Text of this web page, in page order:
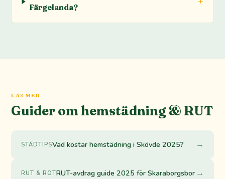
Färgelanda?
LÄS MER
Guider om hemstädning & RUT
STÄDTIPSVad kostar hemstädning i Skövde 2025? →
RUT & ROTRUT-avdrag guide 2025 för Skaraborgsbor →